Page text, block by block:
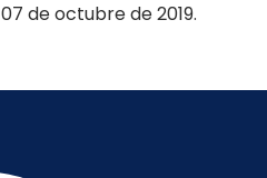
07 de octubre de 2019.